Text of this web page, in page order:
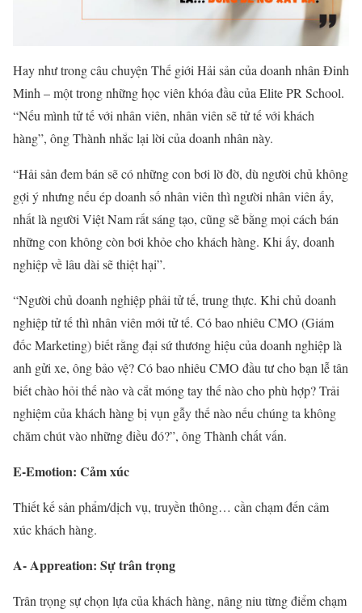
Hay như trong câu chuyện Thế giới Hải sản của doanh nhân Đinh
Minh – một trong những học viên khóa đầu của Elite PR School.
“Nếu mình tử tế với nhân viên, nhân viên sẽ tử tế với khách
hàng”, ông Thành nhắc lại lời của doanh nhân này.
“Hải sản đem bán sẽ có những con bơi lờ đờ, dù người chủ không
gợi ý nhưng nếu ép doanh số nhân viên thì người nhân viên ấy,
nhất là người Việt Nam rất sáng tạo, cũng sẽ bằng mọi cách bán
những con không còn bơi khỏe cho khách hàng. Khi ấy, doanh
nghiệp về lâu dài sẽ thiệt hại”.
“Người chủ doanh nghiệp phải tử tế, trung thực. Khi chủ doanh
nghiệp tử tế thì nhân viên mới tử tế. Có bao nhiêu CMO (Giám
đốc Marketing) biết rằng đại sứ thương hiệu của doanh nghiệp là
anh gửi xe, ông bảo vệ? Có bao nhiêu CMO đầu tư cho bạn lễ tân
biết chào hỏi thế nào và cắt móng tay thế nào cho phù hợp? Trải
nghiệm của khách hàng bị vụn gẫy thế nào nếu chúng ta không
chăm chút vào những điều đó?”, ông Thành chất vấn.
E-Emotion: Cảm xúc
Thiết kế sản phẩm/dịch vụ, truyền thông… cần chạm đến cảm
xúc khách hàng.
A- Appreation: Sự trân trọng
Trân trọng sự chọn lựa của khách hàng, nâng niu từng điểm chạm